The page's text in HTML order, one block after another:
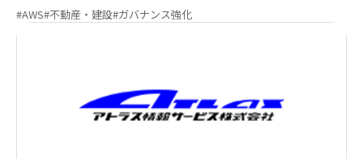
#AWS#不動産・建設#ガバナンス強化